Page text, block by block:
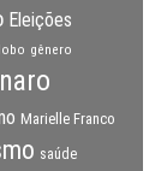
Eleições
gênero
Marielle Franco
saúde